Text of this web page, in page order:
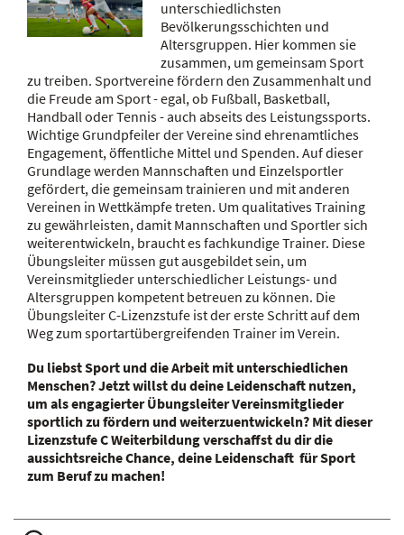
unterschiedlichsten
Bevölkerungsschichten und
Altersgruppen. Hier kommen sie
zusammen, um gemeinsam Sport
zu treiben. Sportvereine fördern den Zusammenhalt und
die Freude am Sport - egal, ob Fußball, Basketball,
Handball oder Tennis - auch abseits des Leistungssports.
Wichtige Grundpfeiler der Vereine sind ehrenamtliches
Engagement, öffentliche Mittel und Spenden. Auf dieser
Grundlage werden Mannschaften und Einzelsportler
gefördert, die gemeinsam trainieren und mit anderen
Vereinen in Wettkämpfe treten. Um qualitatives Training
zu gewährleisten, damit Mannschaften und Sportler sich
weiterentwickeln, braucht es fachkundige Trainer. Diese
Übungsleiter müssen gut ausgebildet sein, um
Vereinsmitglieder unterschiedlicher Leistungs- und
Altersgruppen kompetent betreuen zu können. Die
Übungsleiter C-Lizenzstufe ist der erste Schritt auf dem
Weg zum sportartübergreifenden Trainer im Verein.
Du liebst Sport und die Arbeit mit unterschiedlichen
Menschen? Jetzt willst du deine Leidenschaft nutzen,
um als engagierter Übungsleiter Vereinsmitglieder
sportlich zu fördern und weiterzuentwickeln? Mit dieser
Lizenzstufe C Weiterbildung verschaffst du dir die
aussichtsreiche Chance, deine Leidenschaft für Sport
zum Beruf zu machen!